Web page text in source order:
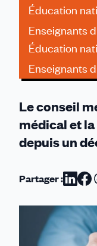
Éducation
Enseignants
Éducation
Enseignants
Le conseil
médical et
depuis un
Partager :
sursur